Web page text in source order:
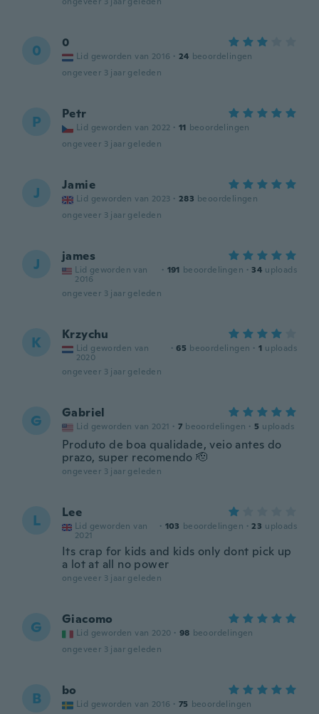
0 0
Lid geworden van 2016 · 24 beoordelingen
ongeveer 3 jaar geleden
P Petr
Lid geworden van 2022 · 11 beoordelingen
ongeveer 3 jaar geleden
J Jamie
Lid geworden van 2023 · 283 beoordelingen
ongeveer 3 jaar geleden
J james
Lid geworden van
2016
· 191 beoordelingen · 34 uploads
ongeveer 3 jaar geleden
K Krzychu
Lid geworden van
2020
· 65 beoordelingen · 1 uploads
ongeveer 3 jaar geleden
G Gabriel
Lid geworden van 2021 · 7 beoordelingen · 5 uploads
Produto de boa qualidade, veio antes do
prazo, super recomendo 🫡
ongeveer 3 jaar geleden
L Lee
Lid geworden van
2021
· 103 beoordelingen · 23 uploads
Its crap for kids and kids only dont pick up
a lot at all no power
ongeveer 3 jaar geleden
G Giacomo
Lid geworden van 2020 · 98 beoordelingen
ongeveer 3 jaar geleden
B bo
Lid geworden van 2016 · 75 beoordelingen